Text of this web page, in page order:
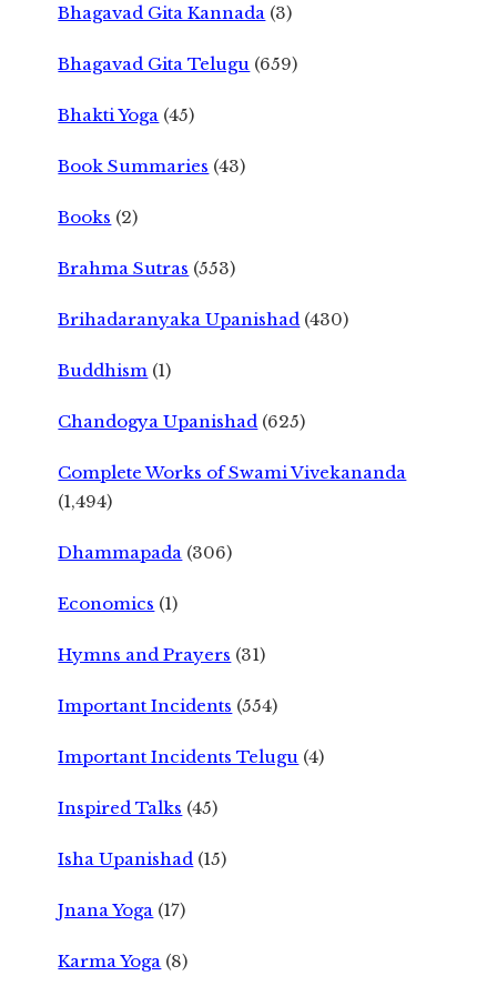
Bhagavad Gita Kannada (3)
Bhagavad Gita Telugu (659)
Bhakti Yoga (45)
Book Summaries (43)
Books (2)
Brahma Sutras (553)
Brihadaranyaka Upanishad (430)
Buddhism (1)
Chandogya Upanishad (625)
Complete Works of Swami Vivekananda
(1,494)
Dhammapada (306)
Economics (1)
Hymns and Prayers (31)
Important Incidents (554)
Important Incidents Telugu (4)
Inspired Talks (45)
Isha Upanishad (15)
Jnana Yoga (17)
Karma Yoga (8)